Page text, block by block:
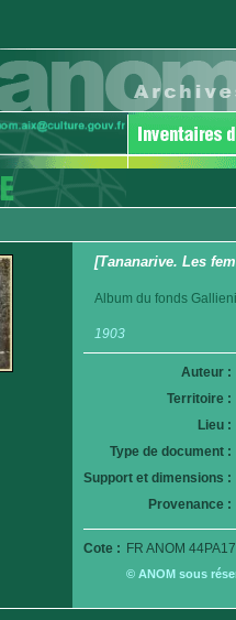
[Tananarive. Les
Album du fonds
1903
Auteur :
Territoire :
Lieu :
Type de document :
Support et dimensions :
Provenance :
Cote : FR ANOM
© ANOM sous